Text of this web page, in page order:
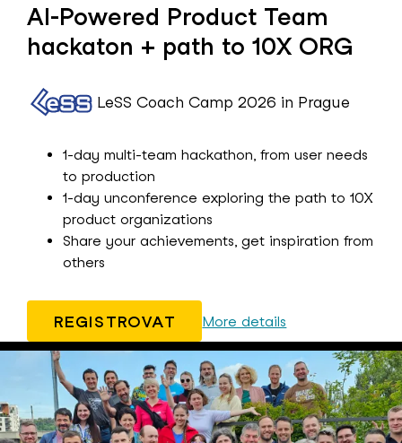
AI-Powered Product Team
hackaton + path to 10X ORG
LeSS Coach Camp 2026 in Prague
1-day multi-team hackathon, from user needs
to production
1-day unconference exploring the path to 10X
product organizations
Share your achievements, get inspiration from
others
REGISTROVAT More details